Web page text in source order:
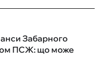
Забарного
ПСЖ: що може